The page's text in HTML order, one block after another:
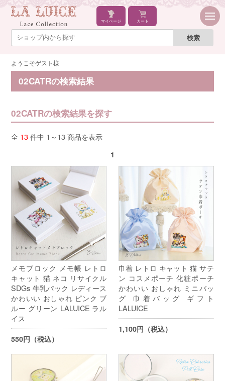
マイページ カート
ようこそゲスト様
02CATRの検索結果
02CATRの検索結果を探す
全 13件中 1～13 商品を表示
1
メモブロック メモ帳 レトロ
キャット 猫 ネコ リサイクル
SDGs 牛乳パック レディース
かわいい おしゃれ ピンク ブ
ルー グリーン LALUICE ラル
イス
550円（税込）
巾着 レトロ キャット 猫 サテ
ン コスメポーチ 化粧ポーチ
かわいい おしゃれ ミニバッ
グ 巾着バッグ ギフト
LALUICE
1,100円（税込）